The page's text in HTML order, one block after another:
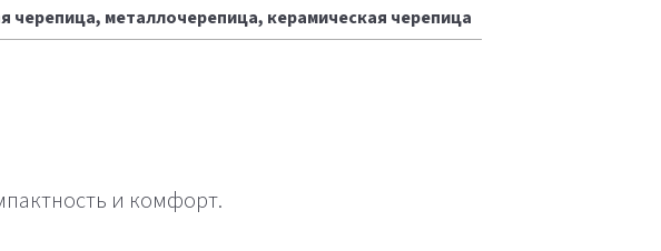
черепица, металлочерепица, керамическая черепица
и комфорт.